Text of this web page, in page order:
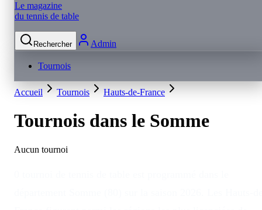
Le magazine
du tennis de table
Rechercher Admin
Tournois
Accueil Tournois Hauts-de-France
Tournois dans le Somme
Aucun tournoi